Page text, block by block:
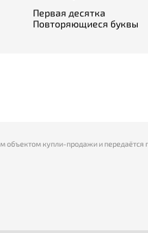
Первая десятка
Повторяющиеся буквы
объектом купли-продажи и